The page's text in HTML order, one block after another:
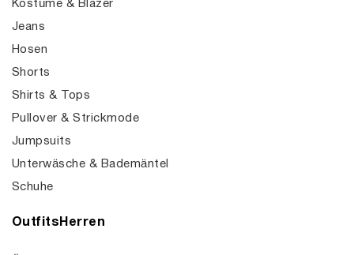
Kostüme & Blazer
Jeans
Hosen
Shorts
Shirts & Tops
Pullover & Strickmode
Jumpsuits
Unterwäsche & Bademäntel
Schuhe
OutfitsHerren